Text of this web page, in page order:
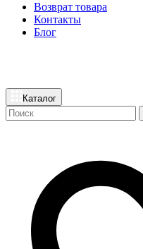
Возврат товара
Контакты
Блог
Каталог